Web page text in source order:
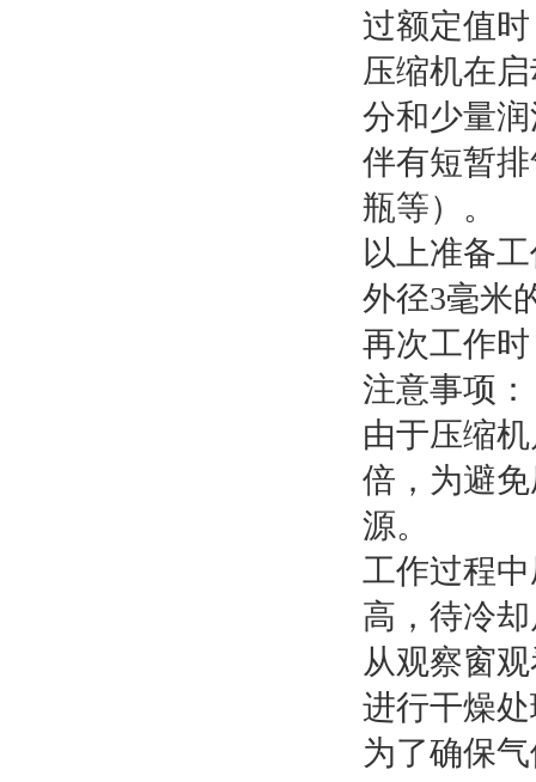
过额定值
压缩机在
分和少量
伴有短暂
瓶等）。
以上准备
外径3毫米
再次工作
注意事项：
由于压缩
倍，为避
源。
工作过程
高，待冷
从观察窗
进行干燥
为了确保